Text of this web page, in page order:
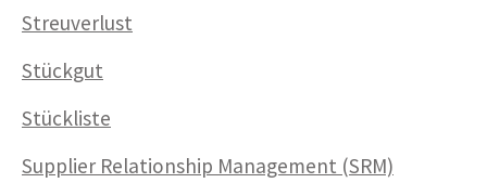
Streuverlust
Stückgut
Stückliste
Supplier Relationship Management (SRM)